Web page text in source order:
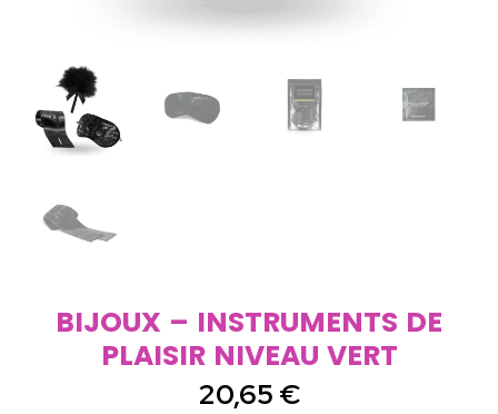
BIJOUX – INSTRUMENTS DE
PLAISIR NIVEAU VERT
20,65 €